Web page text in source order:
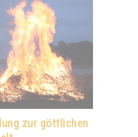
zur göttlichen